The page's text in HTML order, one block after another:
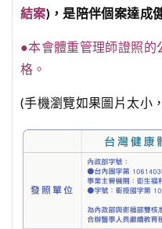
結案)，是陪伴個案達成
●本會體重管理師證照的
格。
(手機瀏覽如果圖片太小